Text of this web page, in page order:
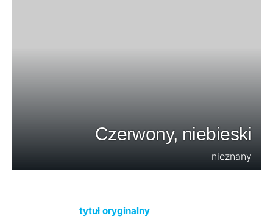
Czerwony, niebieski
nieznany
tytuł oryginalny